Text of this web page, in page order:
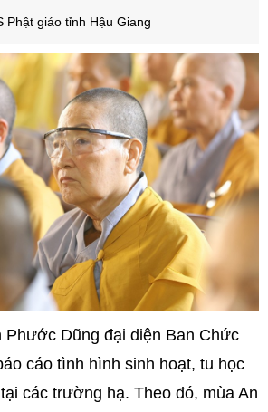
Phật giáo tỉnh Hậu Giang
Phước Dũng đại diện Ban Chức
cáo tình hình sinh hoạt, tu học
các trường hạ. Theo đó, mùa An